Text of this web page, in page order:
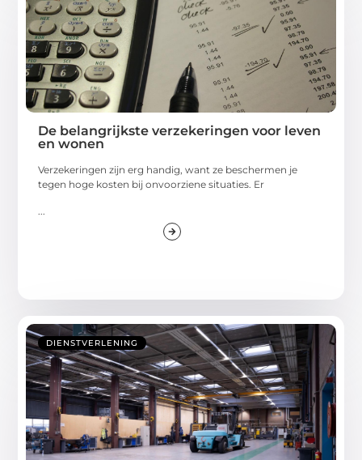
De belangrijkste verzekeringen voor leven
en wonen
Verzekeringen zijn erg handig, want ze beschermen je
tegen hoge kosten bij onvoorziene situaties. Er
DIENSTVERLENING